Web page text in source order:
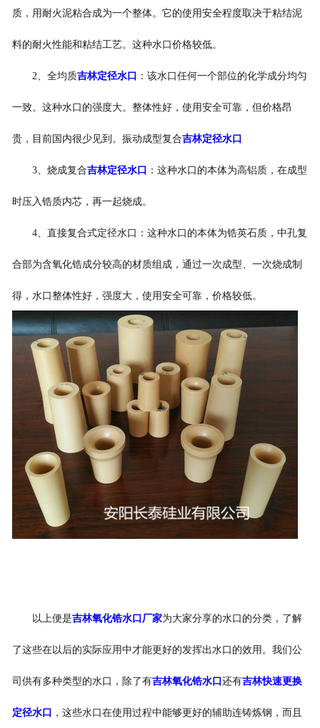
质，用耐火泥粘合成为一个整体。它的使用安全程度取决于粘结泥
料的耐火性能和粘结工艺。这种水口价格较低。
2、全均质吉林定径水口 ：该水口任何一个部位的化学成分均匀
一致。这种水口的强度大。整体性好，使用安全可靠，但价格昂
贵，目前国内很少见到。振动成型复合吉林定径水口
3、烧成复合吉林定径水口 ：这种水口的本体为高铝质，在成型
时压入锆质内芯，再一起烧成。
4、直接复合式定径水口：这种水口的本体为锆英石质，中孔复
合部为含氧化锆成分较高的材质组成，通过一次成型、一次烧成制
得，水口整体性好，强度大，使用安全可靠，价格较低。
以上便是吉林氧化锆水口厂家为大家分享的水口的分类，了解
了这些在以后的实际应用中才能更好的发挥出水口的效用。我们公
司供有多种类型的水口，除了有吉林氧化锆水口 还有吉林快速更换
定径水口 ，这些水口在使用过程中能够更好的辅助连铸炼钢，而且